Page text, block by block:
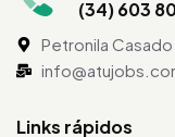
(34) 603
Petronila
Links rápidos